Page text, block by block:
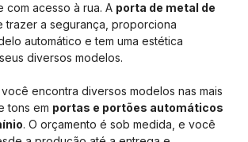
com acesso à rua. A porta de metal de
trazer a segurança, proporciona
automático e tem uma estética
diversos modelos.
encontra diversos modelos nas mais
tons em portas e portões automáticos
. O orçamento é sob medida, e você